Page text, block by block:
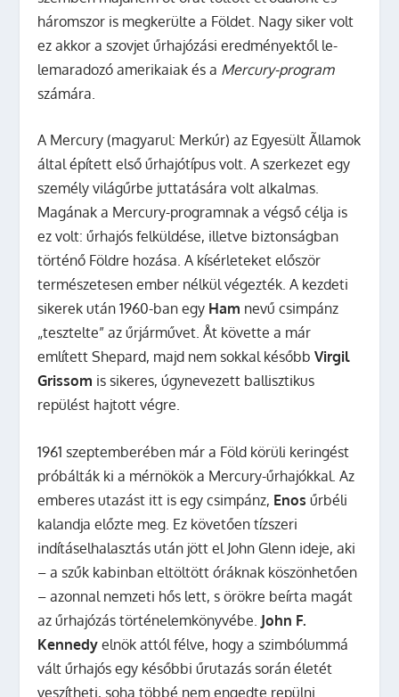
háromszor is megkerülte a Földet. Nagy siker volt
ez akkor a szovjet űrhajózási eredményektől le-
lemaradozó amerikaiak és a Mercury-program
számára.
A Mercury (magyarul: Merkúr) az Egyesült Ãllamok
által épített első űrhajótípus volt. A szerkezet egy
személy világűrbe juttatására volt alkalmas.
Magának a Mercury-programnak a végső célja is
ez volt: űrhajós felküldése, illetve biztonságban
történő Földre hozása. A kísérleteket először
természetesen ember nélkül végezték. A kezdeti
sikerek után 1960-ban egy Ham nevű csimpánz
„tesztelte” az űrjárművet. Åt követte a már
említett Shepard, majd nem sokkal későbbVirgil
Grissom is sikeres, úgynevezett ballisztikus
repülést hajtott végre.
1961 szeptemberében már a Föld körüli keringést
próbálták ki a mérnökök a Mercury-űrhajókkal. Az
emberes utazást itt is egy csimpánz, Enos űrbéli
kalandja előzte meg. Ez követően tízszeri
indításelhalasztás után jött el John Glenn ideje, aki
– a szűk kabinban eltöltött óráknak köszönhetően
– azonnal nemzeti hős lett, s örökre beírta magát
az űrhajózás történelemkönyvébe. John F.
Kennedy elnök attól félve, hogy a szimbólummá
vált űrhajós egy későbbi űrutazás során életét
veszítheti, soha többé nem engedte repülni